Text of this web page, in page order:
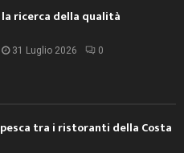
la ricerca della qualità
31 Luglio 2026 0
pesca tra i ristoranti della Costa